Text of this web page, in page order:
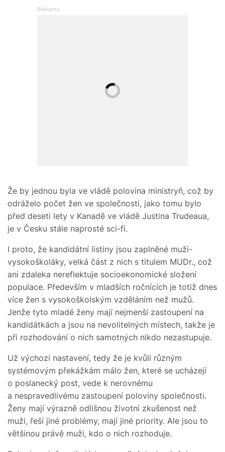
Že by jednou byla ve vládě polovina ministryň, což by
odráželo počet žen ve společnosti, jako tomu bylo
před deseti lety v Kanadě ve vládě Justina Trudeaua,
je v Česku stále naprosté sci-fi.
I proto, že kandidátní listiny jsou zaplněné muži-
vysokoškoláky, velká část z nich s titulem MUDr., což
ani zdaleka nereflektuje socioekonomické složení
populace. Především v mladších ročnících je totiž dnes
více žen s vysokoškolským vzděláním než mužů.
Jenže tyto mladé ženy mají nejmenší zastoupení na
kandidátkách a jsou na nevolitelných místech, takže je
při rozhodování o nich samotných nikdo nezastupuje.
Už výchozí nastavení, tedy že je kvůli různým
systémovým překážkám málo žen, které se ucházejí
o poslanecký post, vede k nerovnému
a nespravedlivému zastoupení poloviny společnosti.
Ženy mají výrazně odlišnou životní zkušenost než
muži, řeší jiné problémy, mají jiné priority. Ale jsou to
většinou právě muži, kdo o nich rozhoduje.